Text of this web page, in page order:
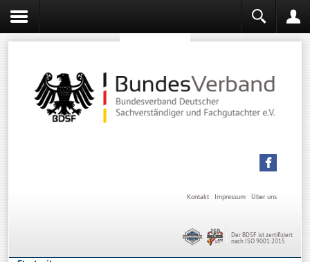
Über uns
Impressum
Kontakt
Der BDSF ist zertifiziert
nach ISO 9001:2015